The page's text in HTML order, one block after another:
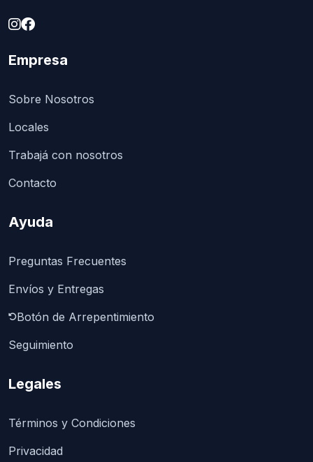
Empresa
Sobre Nosotros
Locales
Trabajá con nosotros
Contacto
Ayuda
Preguntas Frecuentes
Envíos y Entregas
Botón de Arrepentimiento
Seguimiento
Legales
Términos y Condiciones
Privacidad